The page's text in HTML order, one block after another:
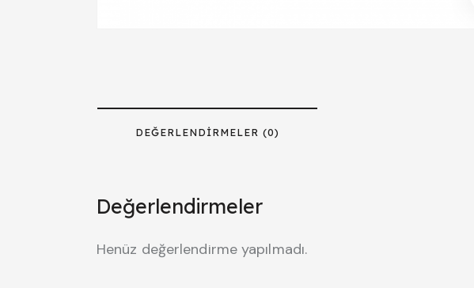
DEĞERLENDIRMELER (0)
Değerlendirmeler
Henüz değerlendirme yapılmadı.